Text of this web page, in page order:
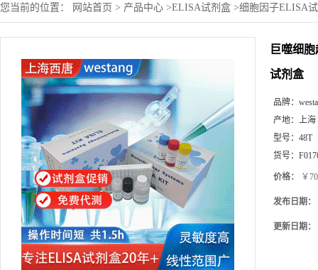
您当前的位置： 网站首页 > 产品中心 >ELISA试剂盒 >细胞因子ELISA
巨噬细
试剂盒
品牌：
产地： 上海
型号： 48T
货号：
价格： ￥
发布日期：
更新日期：